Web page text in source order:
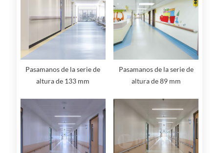
Pasamanos de la serie de
altura de 133 mm
Pasamanos de la serie de
altura de 89 mm